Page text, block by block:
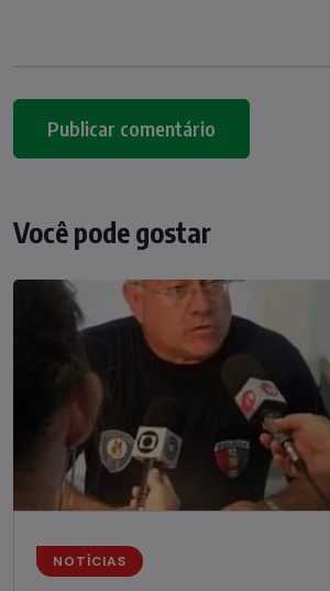
Você pode gostar
NOTÍCIAS